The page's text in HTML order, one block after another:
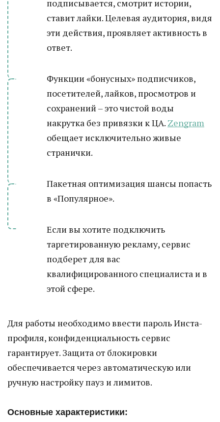
подписывается, смотрит истории,
ставит лайки. Целевая аудитория, видя
эти действия, проявляет активность в
ответ.
Функции «бонусных» подписчиков,
посетителей, лайков, просмотров и
сохранений – это чистой воды
накрутка без привязки к ЦА. Zengram
обещает исключительно живые
странички.
Пакетная оптимизация шансы попасть
в «Популярное».
Если вы хотите подключить
таргетированную рекламу, сервис
подберет для вас
квалифицированного специалиста и в
этой сфере.
Для работы необходимо ввести пароль Инста-
профиля, конфиденциальность сервис
гарантирует. Защита от блокировки
обеспечивается через автоматическую или
ручную настройку пауз и лимитов.
Основные характеристики: